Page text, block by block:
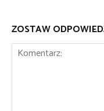
ZOSTAW